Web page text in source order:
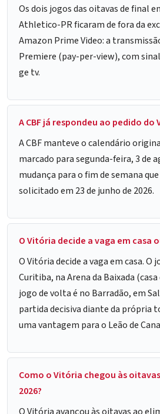
Os dois jogos das oitavas de final
Athletico-PR ficaram de fora da
Amazon Prime Video: a
Premiere (pay-per-view), com
ge tv.
A CBF já respondeu ao pedido do
A CBF manteve o calendário
marcado para segunda-feira, 3 de
mudança para o fim de semana
solicitado em 23 de junho de 2026.
O Vitória decide a vaga em casa
O Vitória decide a vaga em casa. O
Curitiba, na Arena da Baixada
jogo de volta é no Barradão, em
partida decisiva diante da própria
uma vantagem para o Leão de
Como o Vitória chegou às
2026?